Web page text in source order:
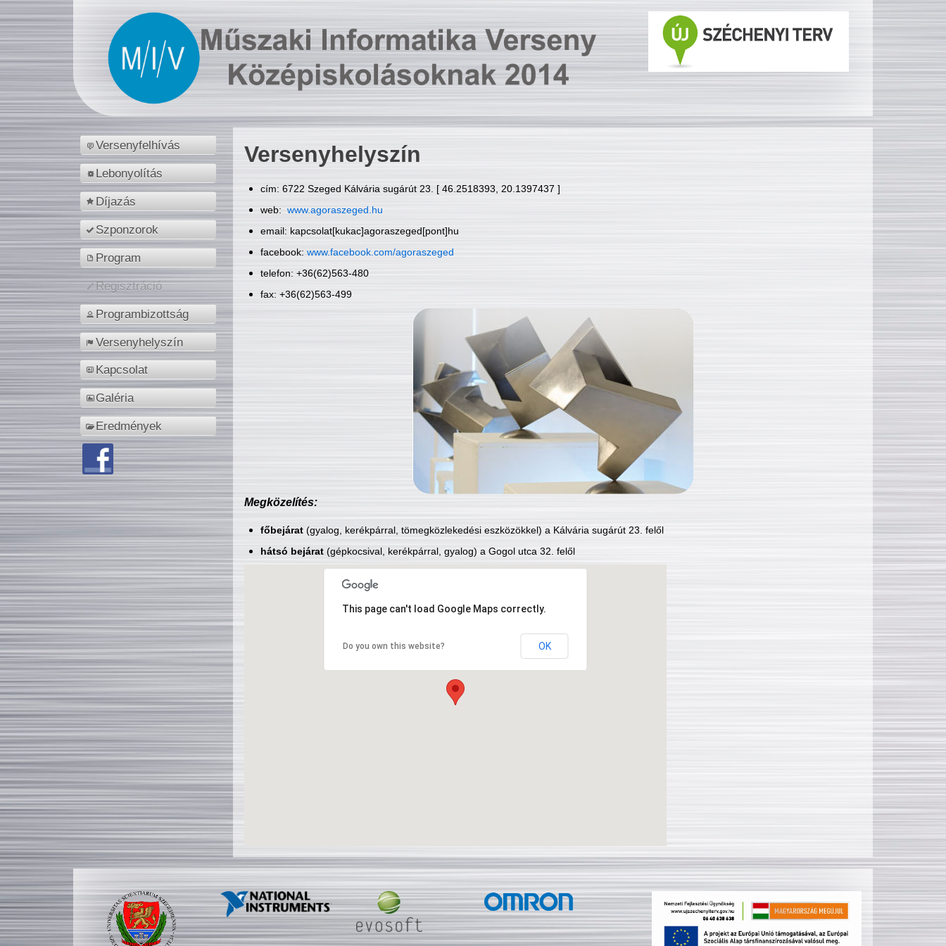
Versenyfelhívás
Lebonyolítás
Díjazás
Szponzorok
Program
Regisztráció
Programbizottság
Versenyhelyszín
Kapcsolat
Galéria
Eredmények
Versenyhelyszín
cím: 6722 Szeged Kálvária sugárút 23. [ 46.2518393, 20.1397437 ]
web: www.agoraszeged.hu
email: kapcsolat[kukac]agoraszeged[pont]hu
facebook: www.facebook.com/agoraszeged
telefon: +36(62)563-480
fax: +36(62)563-499
Megközelítés:
főbejárat(gyalog, kerékpárral, tömegközlekedési eszközökkel) a Kálvária sugárút 23. felől
hátsó bejárat(gépkocsival, kerékpárral, gyalog) a Gogol utca 32. felől
This page can't load Google Maps correctly.
Do you own this website? OK